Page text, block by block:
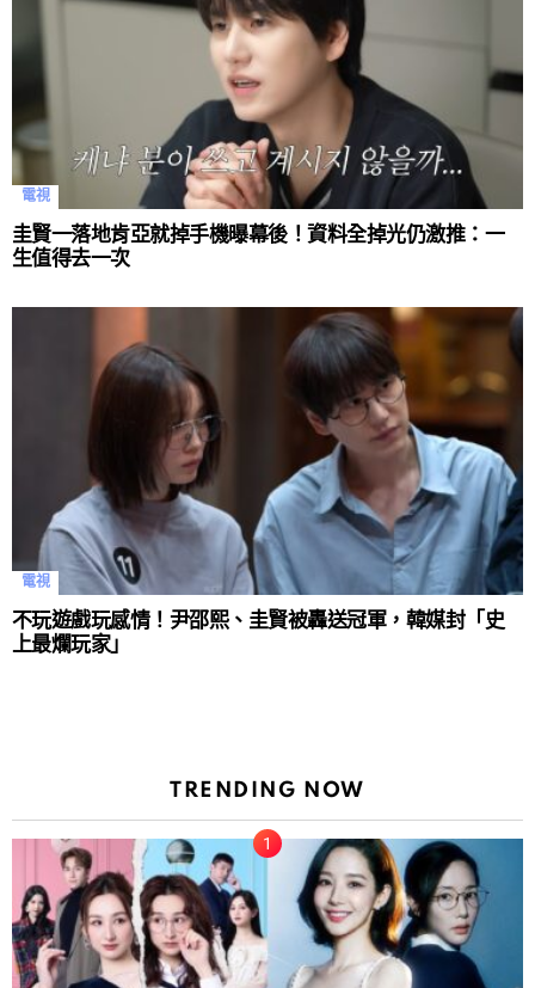
電視
圭賢一落地肯亞就掉手機曝幕後！資料全掉光仍激推：一
生值得去一次
電視
不玩遊戲玩感情！尹邵熙、圭賢被轟送冠軍，韓媒封「史
上最爛玩家」
TRENDING NOW